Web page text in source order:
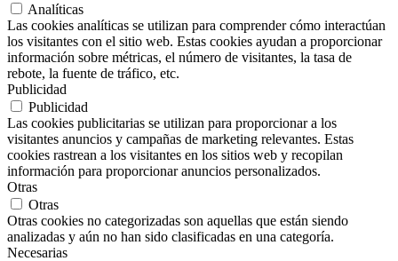
Analíticas
Las cookies analíticas se utilizan para comprender cómo interactúan
los visitantes con el sitio web. Estas cookies ayudan a proporcionar
información sobre métricas, el número de visitantes, la tasa de
rebote, la fuente de tráfico, etc.
Publicidad
Publicidad
Las cookies publicitarias se utilizan para proporcionar a los
visitantes anuncios y campañas de marketing relevantes. Estas
cookies rastrean a los visitantes en los sitios web y recopilan
información para proporcionar anuncios personalizados.
Otras
Otras
Otras cookies no categorizadas son aquellas que están siendo
analizadas y aún no han sido clasificadas en una categoría.
Necesarias